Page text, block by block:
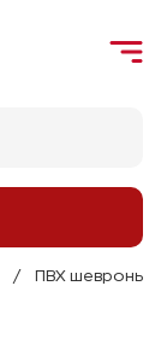
ПВХ шевроны